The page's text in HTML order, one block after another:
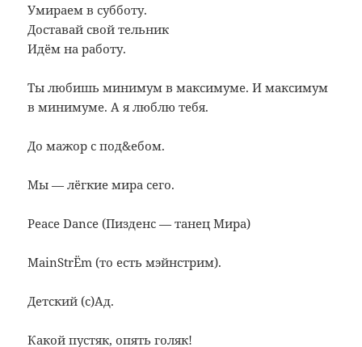
Умираем в субботу.
Доставай свой тельник
Идём на работу.
Ты любишь минимум в максимуме. И максимум
в минимуме. А я люблю тебя.
До мажор с под&ебом.
Мы — лёгкие мира сего.
Peace Dance (Пизденс — танец Мира)
MainStrЁm (то есть мэйнстрим).
Детский (с)Ад.
Какой пустяк, опять голяк!